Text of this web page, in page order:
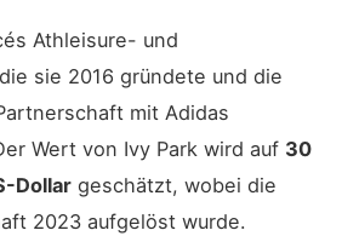
Athleisure- und
sie 2016 gründete und die
mit Adidas
Wert von Ivy Park wird auf 30
Dollar geschätzt, wobei die
2023 aufgelöst wurde.